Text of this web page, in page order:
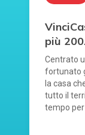
più
Centrato
fortunato
la casa
tutto il
tempo per